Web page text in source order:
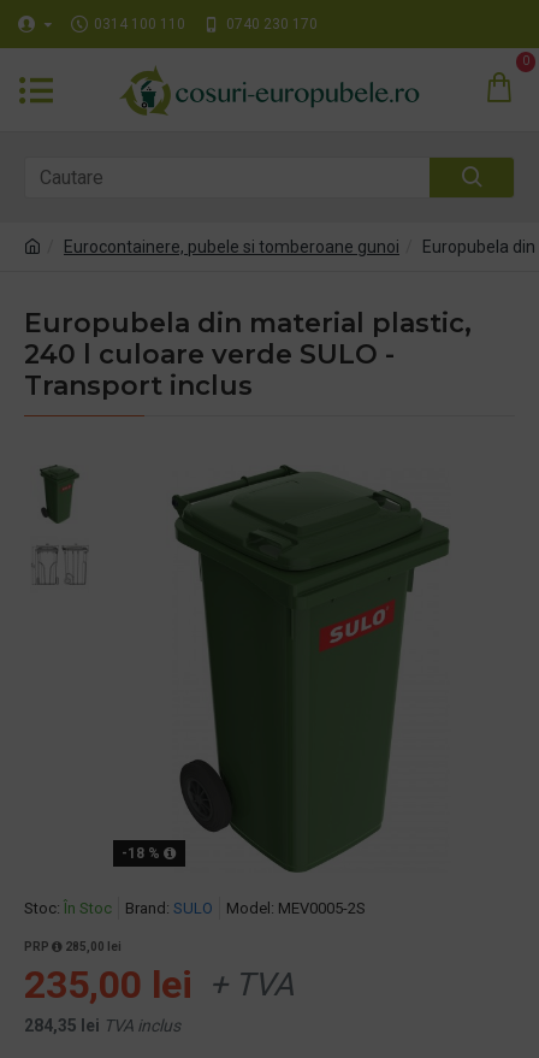
0314 100 110 0740 230 170
0
Eurocontainere, pubele si tomberoane gunoi Europubela
Europubela din material plastic,
240 l culoare verde SULO -
Transport inclus
-18 %
Stoc: În Stoc Brand: SULO Model: MEV0005-2S
PRP 285,00 lei
235,00 lei + TVA
284,35 lei TVA inclus